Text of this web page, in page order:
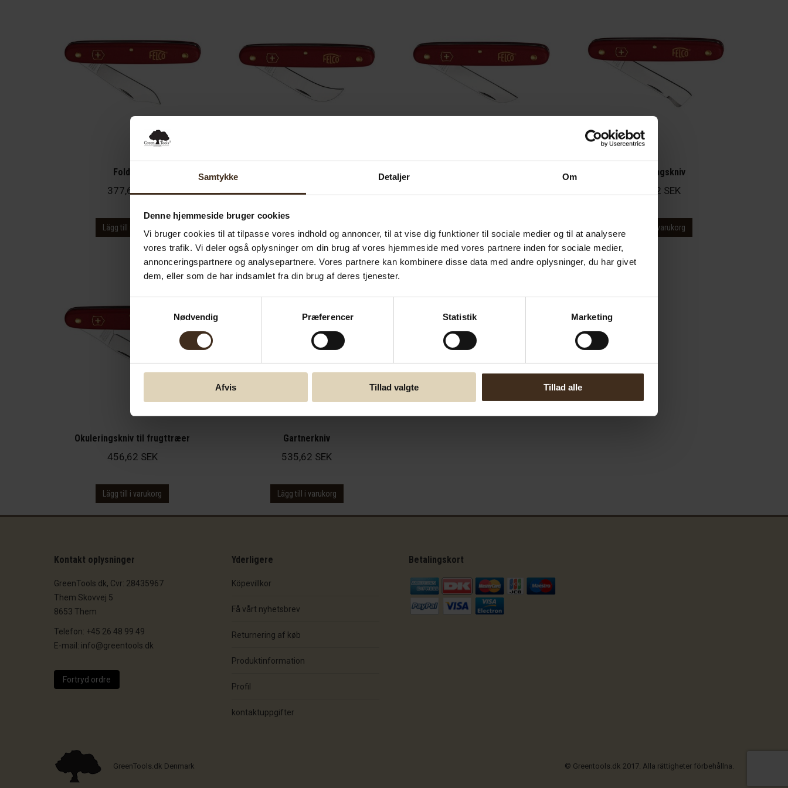
Samtykke Detaljer Om
Denne hjemmeside bruger cookies
Vi bruger cookies til at tilpasse vores indhold og annoncer, til at vise dig funktioner til sociale medier og til at analysere
vores trafik. Vi deler også oplysninger om din brug af vores hjemmeside med vores partnere inden for sociale medier,
annonceringspartnere og analysepartnere. Vores partnere kan kombinere disse data med andre oplysninger, du har givet
dem, eller som de har indsamlet fra din brug af deres tjenester.
Nødvendig
Præferencer Statistik Marketing
Afvis Tillad valgte Tillad alle
Foldekniv
377,62SEK
Lägg till i varukorg
346,02
Okuleringskniv
377,62 SEK
Lägg till i varukorg
Okuleringskniv til frugttræer
456,62 SEK
Lägg till i varukorg
Gartnerkniv
535,62 SEK
Lägg till i varukorg
Kontakt oplysninger
GreenTools.dk, Cvr: 28435967
Them Skovvej 5
8653 Them
Telefon: +45 26 48 99 49
E-mail: info@greentools.dk
Fortryd ordre
Yderligere
Köpevillkor
Få vårt nyhetsbrev
Returnering af køb
Produktinformation
Profil
kontaktuppgifter
Betalingskort
GreenTools.dk Denmark © Greentools.dk 2017. Alla rättigheter förbehållna.